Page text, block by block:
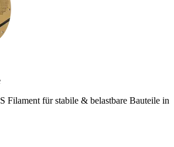
Filament für stabile & belastbare Bauteile in